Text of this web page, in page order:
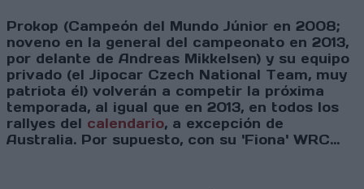
Prokop (Campeón del Mundo Júnior en 2008;
noveno en la general del campeonato en 2013,
por delante de Andreas Mikkelsen) y su equipo
privado (el Jipocar Czech National Team, muy
patriota él) volverán a competir la próxima
temporada, al igual que en 2013, en todos los
rallyes del calendario, a excepción de
Australia. Por supuesto, con su 'Fiona' WRC...